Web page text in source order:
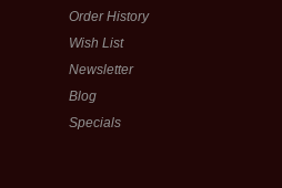
Order History
Wish List
Newsletter
Blog
Specials